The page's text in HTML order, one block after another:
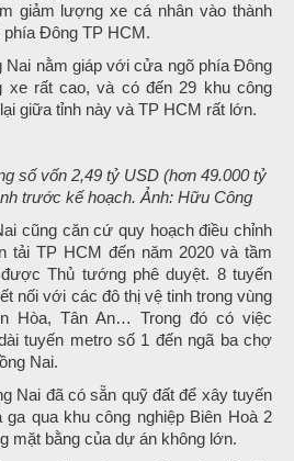
giảm lượng xe cá nhân vào thành
Đông TP HCM.
Nai nằm giáp với cửa ngõ phía Đông
rất cao, và có đến 29 khu công
giữa tỉnh này và TP HCM rất lớn.
số vốn 2,49 tỷ USD (hơn 49.000 tỷ
trước kế hoạch. Ảnh: Hữu Công
cũng căn cứ quy hoạch điều chỉnh
tải TP HCM đến năm 2020 và tầm
Thủ tướng phê duyệt. 8 tuyến
nối với các đô thị vệ tinh trong vùng
Hòa, Tân An… Trong đó có việc
tuyến metro số 1 đến ngã ba chợ
Nai.
Nai đã có sẵn quỹ đất để xây tuyến
qua khu công nghiệp Biên Hoà 2
mặt bằng của dự án không lớn.